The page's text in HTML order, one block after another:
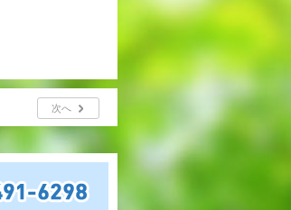
次へ
学校スポット
制服紹介